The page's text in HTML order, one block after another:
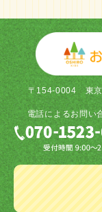
〒154-0004東
電話によるお問い